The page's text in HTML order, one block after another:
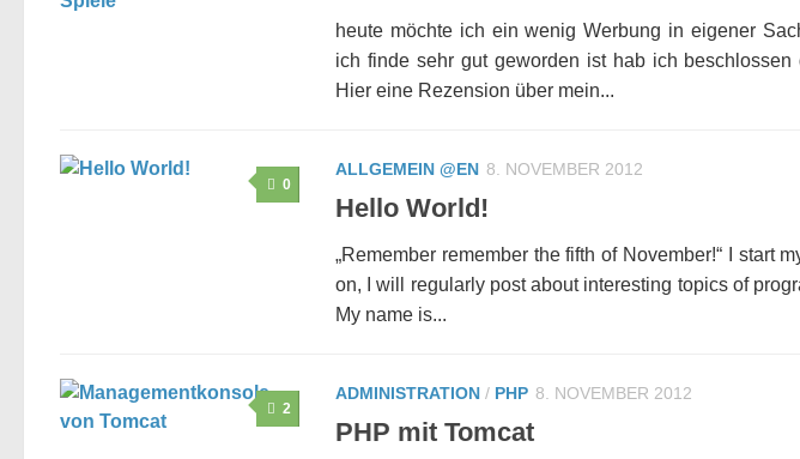
heute möchte ich ein wenig Werbung in eigener
ich finde sehr gut geworden ist hab ich
Hier eine Rezension über mein...
0
ALLGEMEIN @EN 8. NOVEMBER 2012
Hello World!
„Remember remember the fifth of November!“ I start
on, I will regularly post about interesting topics of
My name is...
2
ADMINISTRATION / PHP 8. NOVEMBER 2012
PHP mit Tomcat